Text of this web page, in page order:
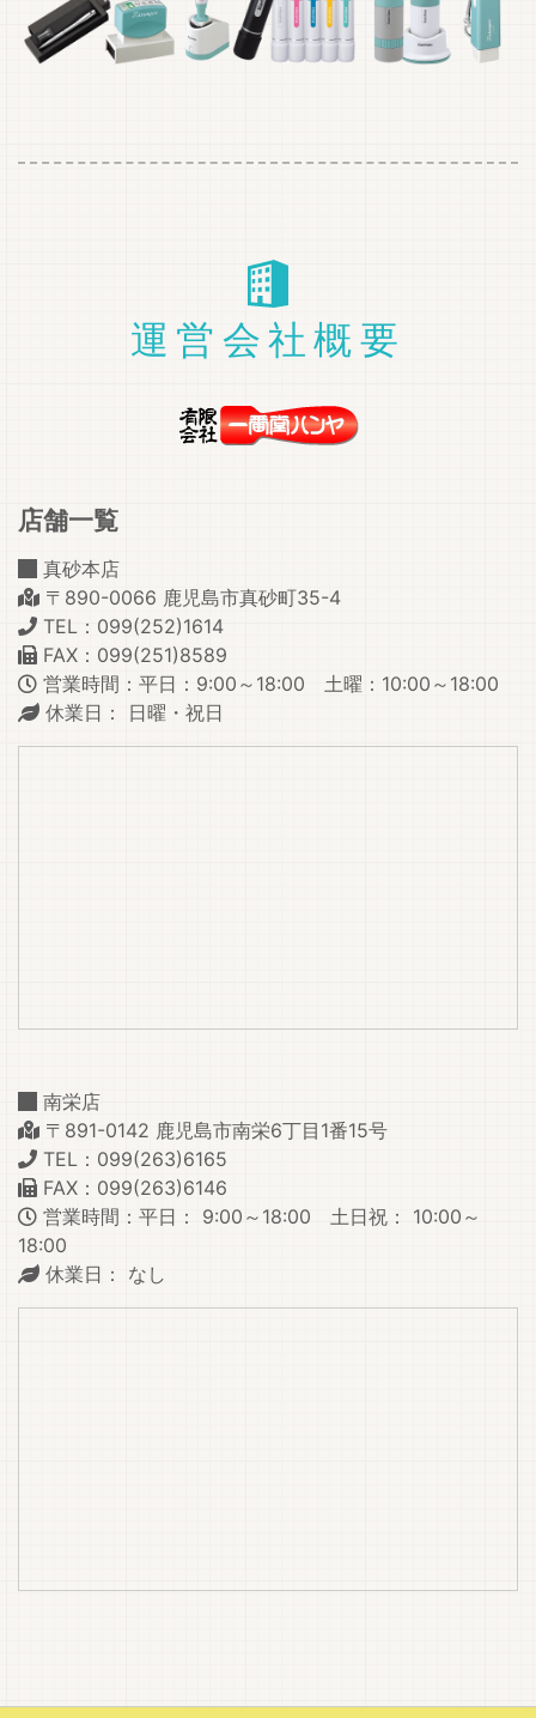
運営会社概要
店舗一覧
真砂本店
〒890-0066 鹿児島市真砂町35-4
TEL：099(252)1614
FAX：099(251)8589
営業時間：平日：9:00～18:00 土曜：10:00～18:00
休業日： 日曜・祝日
南栄店
〒891-0142 鹿児島市南栄6丁目1番15号
TEL：099(263)6165
FAX：099(263)6146
営業時間：平日： 9:00～18:00 土日祝： 10:00～
18:00
休業日： なし